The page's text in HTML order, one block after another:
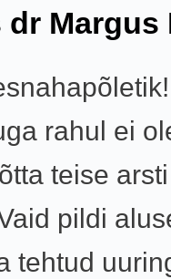
dr Margus
rahul ei
teise
pildi
tehtud